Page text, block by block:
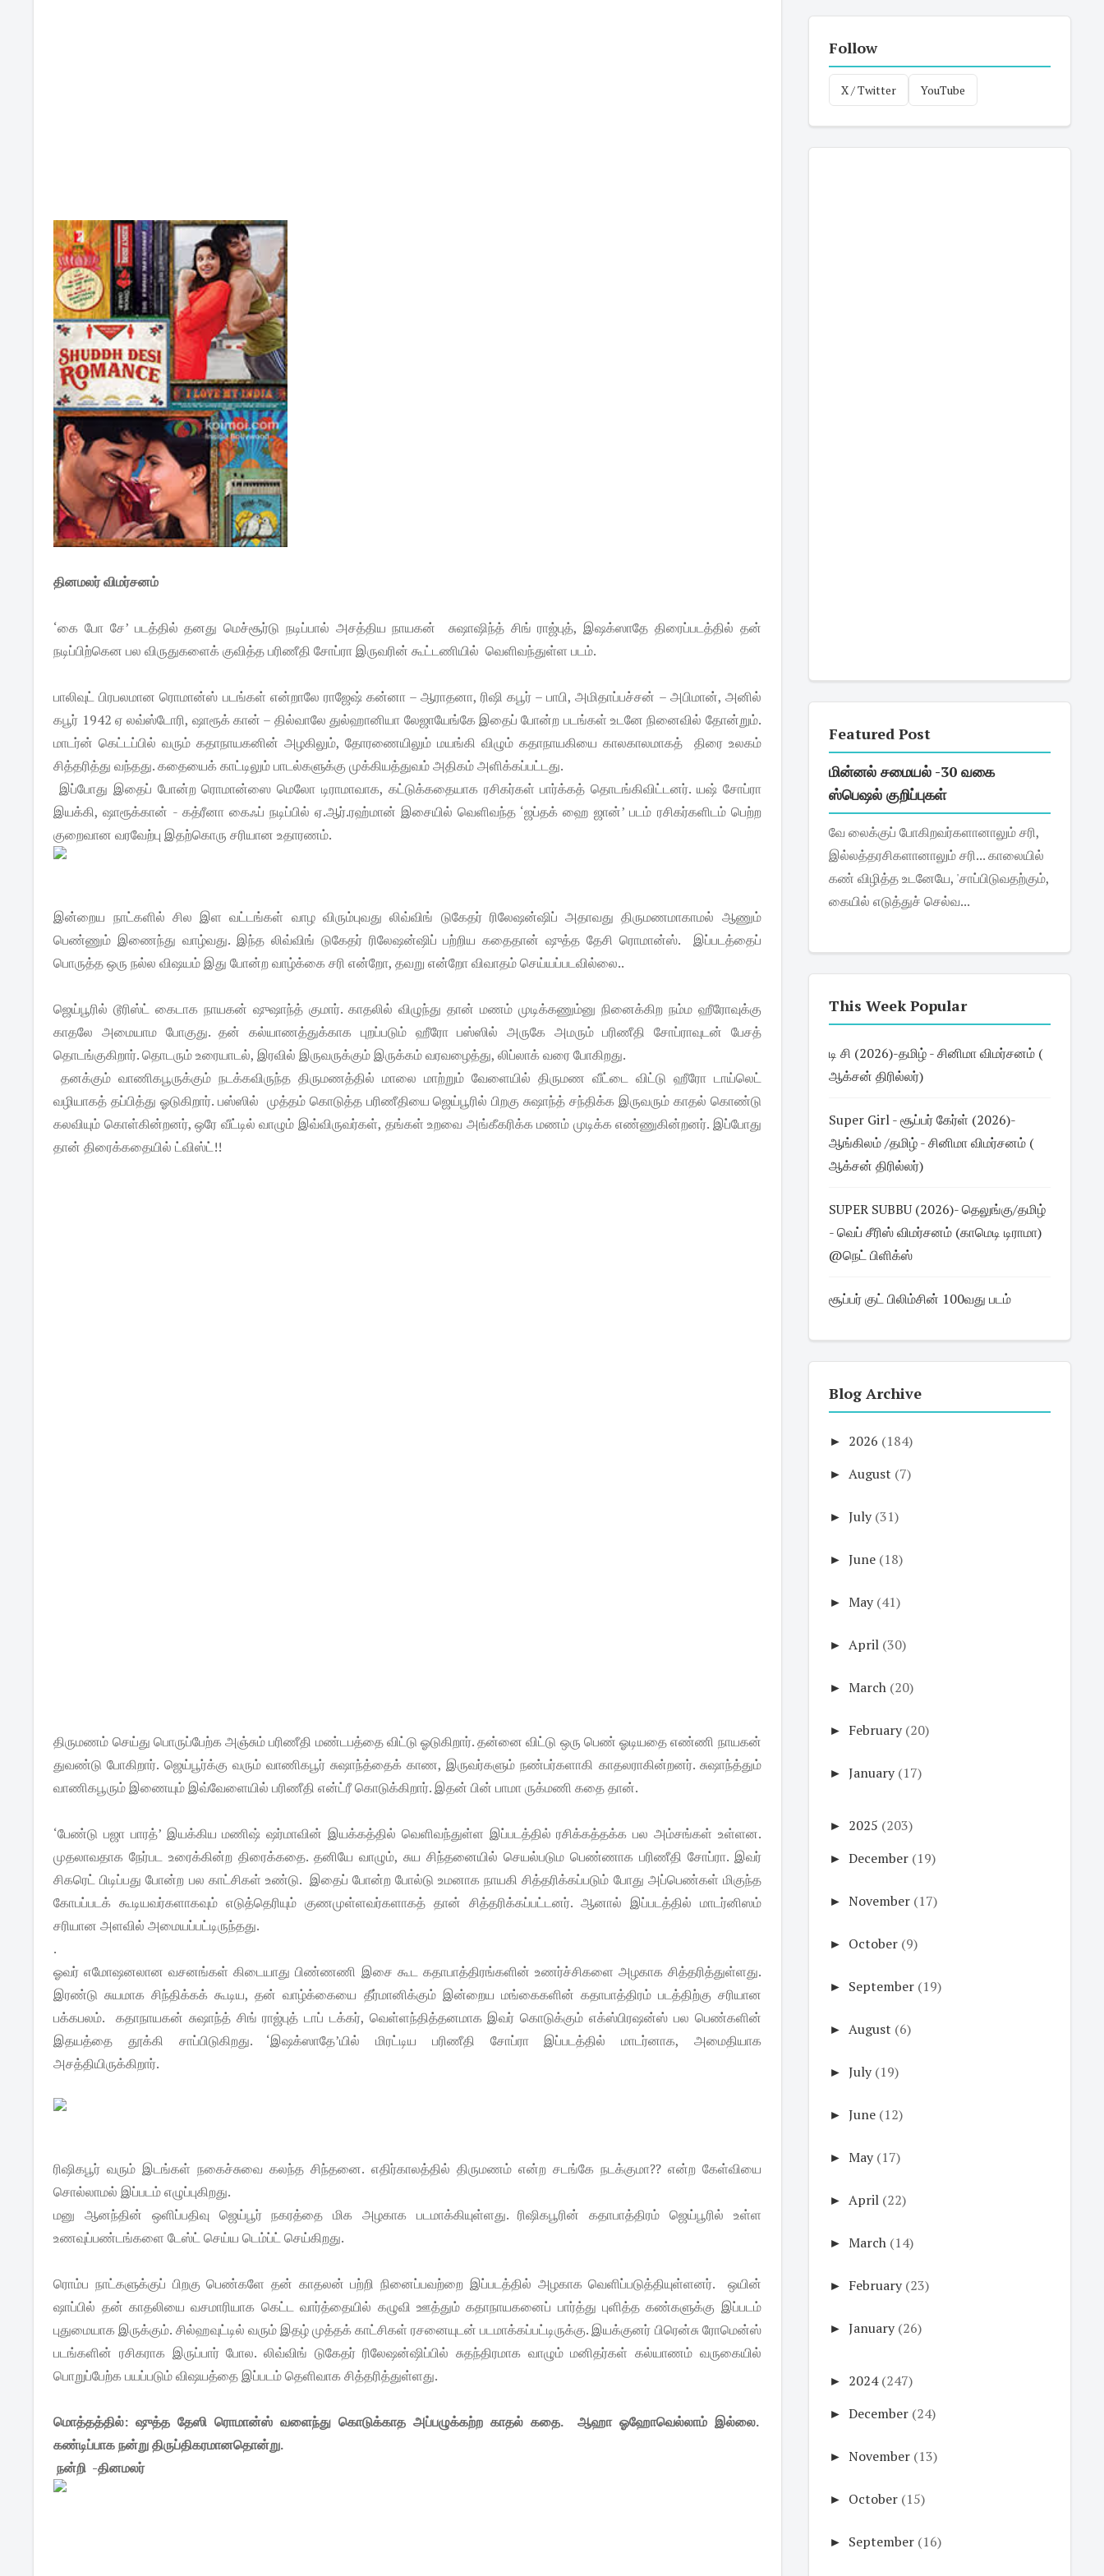
தினமலர் விமர்சனம்
‘கை போ சே’ படத்தில் தனது மெச்சூர்டு நடிப்பால் அசத்திய நாயகன் சுஷாஷிந்த் சிங் ராஜ்புத், இஷக்ஸாதே திரைப்படத்தில் தன்
நடிப்பிற்கென பல விருதுகளைக் குவித்த பரிணீதி சோப்ரா இருவரின் கூட்டணியில் வெளிவந்துள்ள படம்.
பாலிவுட் பிரபலமான ரொமான்ஸ் படங்கள் என்றாலே ராஜேஷ் கன்னா – ஆராதனா, ரிஷி கபூர் – பாபி, அமிதாப்பச்சன் – அபிமான், அனில்
கபூர் 1942 ஏ லவ்ஸ்டோரி, ஷாரூக் கான் – தில்வாலே துல்ஹானியா லேஜாயேங்கே இதைப் போன்ற படங்கள் உடனே நினைவில் தோன்றும்.
மாடர்ன் கெட்டப்பில் வரும் கதாநாயகனின் அழகிலும், தோரணையிலும் மயங்கி விழும் கதாநாயகியை காலகாலமாகத் திரை உலகம்
சித்தரித்து வந்தது. கதையைக் காட்டிலும் பாடல்களுக்கு முக்கியத்துவம் அதிகம் அளிக்கப்பட்டது.
இப்போது இதைப் போன்ற ரொமான்ஸை மெலோ டிராமாவாக, கட்டுக்கதையாக ரசிகர்கள் பார்க்கத் தொடங்கிவிட்டனர். யஷ் சோப்ரா
இயக்கி, ஷாரூக்கான் - கத்ரீனா கைஃப் நடிப்பில் ஏ.ஆர்.ரஹ்மான் இசையில் வெளிவந்த ‘ஜப்தக் ஹை ஜான்’ படம் ரசிகர்களிடம் பெற்ற
குறைவான வரவேற்பு இதற்கொரு சரியான உதாரணம்.
இன்றைய நாட்களில் சில இள வட்டங்கள் வாழ விரும்புவது லிவ்விங் டுகேதர் ரிலேஷன்ஷிப் அதாவது திருமணமாகாமல் ஆணும்
பெண்ணும் இணைந்து வாழ்வது. இந்த லிவ்விங் டுகேதர் ரிலேஷன்ஷிப் பற்றிய கதைதான் ஷுத்த தேசி ரொமான்ஸ். இப்படத்தைப்
பொருத்த ஒரு நல்ல விஷயம் இது போன்ற வாழ்க்கை சரி என்றோ, தவறு என்றோ விவாதம் செய்யப்படவில்லை..
ஜெய்பூரில் டூரிஸ்ட் கைடாக நாயகன் ஷுஷாந்த் குமார். காதலில் விழுந்து தான் மணம் முடிக்கணும்னு நினைக்கிற நம்ம ஹீரோவுக்கு
காதலே அமையாம போகுது. தன் கல்யாணத்துக்காக புறப்படும் ஹீரோ பஸ்ஸில் அருகே அமரும் பரிணீதி சோப்ராவுடன் பேசத்
தொடங்குகிறார். தொடரும் உரையாடல், இரவில் இருவருக்கும் இருக்கம் வரவழைத்து, லிப்லாக் வரை போகிறது.
தனக்கும் வாணிகபூருக்கும் நடக்கவிருந்த திருமணத்தில் மாலை மாற்றும் வேளையில் திருமண வீட்டை விட்டு ஹீரோ டாய்லெட்
வழியாகத் தப்பித்து ஓடுகிறார். பஸ்ஸில் முத்தம் கொடுத்த பரிணீதியை ஜெய்பூரில் பிறகு சுஷாந்த் சந்திக்க இருவரும் காதல் கொண்டு
கலவியும் கொள்கின்றனர், ஒரே வீட்டில் வாழும் இவ்விருவர்கள், தங்கள் உறவை அங்கீகரிக்க மணம் முடிக்க எண்ணுகின்றனர். இப்போது
தான் திரைக்கதையில் ட்விஸ்ட்!!
திருமணம் செய்து பொருப்பேற்க அஞ்சும் பரிணீதி மண்டபத்தை விட்டு ஓடுகிறார். தன்னை விட்டு ஒரு பெண் ஓடியதை எண்ணி நாயகன்
துவண்டு போகிறார். ஜெய்பூர்க்கு வரும் வாணிகபூர் சுஷாந்த்தைக் காண, இருவர்களும் நண்பர்களாகி காதலராகின்றனர். சுஷாந்த்தும்
வாணிகபூரும் இணையும் இவ்வேளையில் பரிணீதி என்ட்ரீ கொடுக்கிறார். இதன் பின் பாமா ருக்மணி கதை தான்.
‘பேண்டு பஜா பாரத்’ இயக்கிய மணிஷ் ஷர்மாவின் இயக்கத்தில் வெளிவந்துள்ள இப்படத்தில் ரசிக்கத்தக்க பல அம்சங்கள் உள்ளன.
முதலாவதாக நேர்பட உரைக்கின்ற திரைக்கதை. தனியே வாழும், சுய சிந்தனையில் செயல்படும பெண்ணாக பரிணீதி சோப்ரா. இவர்
சிகரெட் பிடிப்பது போன்ற பல காட்சிகள் உண்டு. இதைப் போன்ற போல்டு உமனாக நாயகி சித்தரிக்கப்படும் போது அப்பெண்கள் மிகுந்த
கோபப்படக் கூடியவர்களாகவும் எடுத்தெரியும் குணமுள்ளவர்களாகத் தான் சித்தரிக்கப்பட்டனர். ஆனால் இப்படத்தில் மாடர்னிஸம்
சரியான அளவில் அமையப்பட்டிருந்தது.
.
ஓவர் எமோஷனலான வசனங்கள் கிடையாது பிண்ணணி இசை கூட கதாபாத்திரங்களின் உணர்ச்சிகளை அழகாக சித்தரித்துள்ளது.
இரண்டு சுயமாக சிந்திக்கக் கூடிய, தன் வாழ்க்கையை தீர்மானிக்கும் இன்றைய மங்கைகளின் கதாபாத்திரம் படத்திற்கு சரியான
பக்கபலம். கதாநாயகன் சுஷாந்த் சிங் ராஜ்புத் டாப் டக்கர், வெள்ளந்தித்தனமாக இவர் கொடுக்கும் எக்ஸ்பிரஷன்ஸ் பல பெண்களின்
இதயத்தை தூக்கி சாப்பிடுகிறது. ‘இஷக்ஸாதே’யில் மிரட்டிய பரிணீதி சோப்ரா இப்படத்தில் மாடர்னாக, அமைதியாக
அசத்தியிருக்கிறார்.
ரிஷிகபூர் வரும் இடங்கள் நகைச்சுவை கலந்த சிந்தனை. எதிர்காலத்தில் திருமணம் என்ற சடங்கே நடக்குமா?? என்ற கேள்வியை
சொல்லாமல் இப்படம் எழுப்புகிறது.
மனு ஆனந்தின் ஒளிப்பதிவு ஜெய்பூர் நகரத்தை மிக அழகாக படமாக்கியுள்ளது. ரிஷிகபூரின் கதாபாத்திரம் ஜெய்பூரில் உள்ள
உணவுப்பண்டங்களை டேஸ்ட் செய்ய டெம்ப்ட் செய்கிறது.
ரொம்ப நாட்களுக்குப் பிறகு பெண்களே தன் காதலன் பற்றி நினைப்பவற்றை இப்படத்தில் அழகாக வெளிப்படுத்தியுள்ளனர். ஒயின்
ஷாப்பில் தன் காதலியை வசமாரியாக கெட்ட வார்த்தையில் கழுவி ஊத்தும் கதாநாயகனைப் பார்த்து புளித்த கண்களுக்கு இப்படம்
புதுமையாக இருக்கும். சில்ஹவுட்டில் வரும் இதழ் முத்தக் காட்சிகள் ரசனையுடன் படமாக்கப்பட்டிருக்கு. இயக்குனர் பிரென்சு ரோமென்ஸ்
படங்களின் ரசிகராக இருப்பார் போல. லிவ்விங் டுகேதர் ரிலேஷன்ஷிப்பில் சுதந்திரமாக வாழும் மனிதர்கள் கல்யாணம் வருகையில்
பொறுப்பேற்க பயப்படும் விஷயத்தை இப்படம் தெளிவாக சித்தரித்துள்ளது.
மொத்தத்தில்: ஷுத்த தேஸி ரொமான்ஸ் வளைந்து கொடுக்காத அப்பழுக்கற்ற காதல் கதை. ஆஹா ஓஹோவெல்லாம் இல்லை.
கண்டிப்பாக நன்று திருப்திகரமானதொன்று.
நன்றி -தினமலர்
Follow
X / Twitter YouTube
Featured Post
மின்னல் சமையல் -30 வகை
ஸ்பெஷல் குறிப்புகள்
வே லைக்குப் போகிறவர்களானாலும் சரி,
இல்லத்தரசிகளானாலும் சரி... காலையில்
கண் விழித்த உடனேயே, 'சாப்பிடுவதற்கும்,
கையில் எடுத்துச் செல்வ...
This Week Popular
டி சி (2026)-தமிழ் - சினிமா விமர்சனம் (
ஆக்சன் திரில்லர்)
Super Girl - சூப்பர் கேர்ள் (2026)-
ஆங்கிலம் /தமிழ் - சினிமா விமர்சனம் (
ஆக்சன் திரில்லர்)
SUPER SUBBU (2026)- தெலுங்கு/தமிழ்
- வெப் சீரிஸ் விமர்சனம் (காமெடி டிராமா)
@நெட் பிளிக்ஸ்
சூப்பர் குட் பிலிம்சின் 100வது படம்
Blog Archive
► 2026 (184)
► August (7)
► July (31)
► June (18)
► May (41)
► April (30)
► March (20)
► February (20)
► January (17)
► 2025 (203)
► December (19)
► November (17)
► October (9)
► September (19)
► August (6)
► July (19)
► June (12)
► May (17)
► April (22)
► March (14)
► February (23)
► January (26)
► 2024 (247)
► December (24)
► November (13)
► October (15)
► September (16)